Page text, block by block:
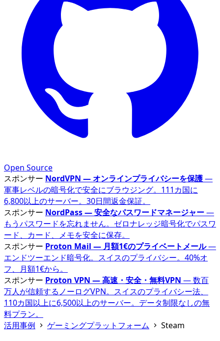
Open Source
スポンサー NordVPN — オンラインプライバシーを保護—
軍事レベルの暗号化で安全にブラウジング。111カ国に
6,800以上のサーバー。30日間返金保証。
スポンサー NordPass — 安全なパスワードマネージャー—
もうパスワードを忘れません。ゼロナレッジ暗号化でパスワ
ード、カード、メモを安全に保存。
スポンサー Proton Mail — 月額1€のプライベートメール—
エンドツーエンド暗号化。スイスのプライバシー。40%オ
フ、月額1€から。
スポンサー Proton VPN — 高速・安全・無料VPN — 数百
万人が信頼するノーログVPN。スイスのプライバシー法、
110カ国以上に6,500以上のサーバー。データ制限なしの無
料プラン。
活用事例
ゲーミングプラットフォーム Steam